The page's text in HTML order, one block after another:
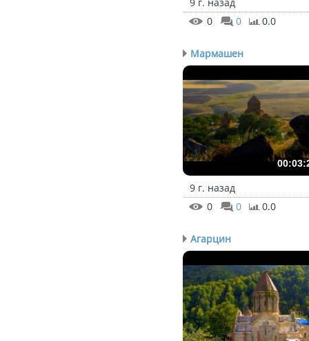
0
0 0.0
Мармашен
9 г. назад
0
0 0.0
Агарцин